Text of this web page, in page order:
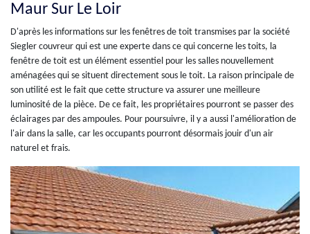
Maur Sur Le Loir
D'après les informations sur les fenêtres de toit transmises par la société
Siegler couvreur qui est une experte dans ce qui concerne les toits, la
fenêtre de toit est un élément essentiel pour les salles nouvellement
aménagées qui se situent directement sous le toit. La raison principale de
son utilité est le fait que cette structure va assurer une meilleure
luminosité de la pièce. De ce fait, les propriétaires pourront se passer des
éclairages par des ampoules. Pour poursuivre, il y a aussi l'amélioration de
l'air dans la salle, car les occupants pourront désormais jouir d'un air
naturel et frais.